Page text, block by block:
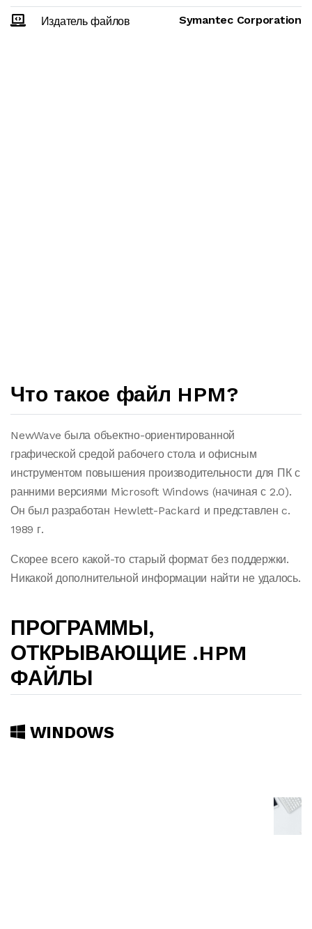
Издатель файлов Symantec Corporation
Что такое файл HPM?
NewWave была объектно-ориентированной
графической средой рабочего стола и офисным
инструментом повышения производительности для ПК с
ранними версиями Microsoft Windows (начиная с 2.0).
Он был разработан Hewlett-Packard и представлен c.
1989 г.
Скорее всего какой-то старый формат без поддержки.
Никакой дополнительной информации найти не удалось.
ПРОГРАММЫ,
ОТКРЫВАЮЩИЕ .HPM
ФАЙЛЫ
WINDOWS